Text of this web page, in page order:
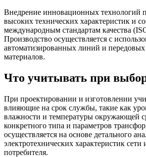
Внедрение инновационных технологий
высоких технических характеристик и
международным стандартам качества
Производство осуществляется с
автоматизированных линий и передовых
материалов.
Что учитывать при
При проектировании и изготовлении
влияющие на срок службы, такие как
влажности и температуры окружающей
конкретного типа и параметров
осуществляется на основе детального
электротехнических характеристик сети
потребителя.